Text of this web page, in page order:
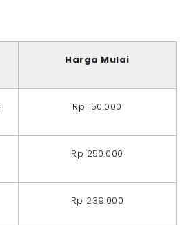
Harga Mulai
Rp 150.000
Rp 250.000
Rp 239.000